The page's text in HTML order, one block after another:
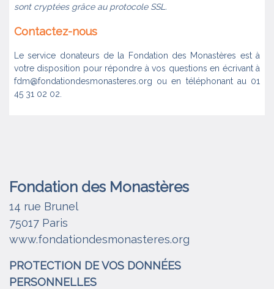
sont cryptées grâce au protocole SSL.
Contactez-nous
Le service donateurs de la Fondation des Monastères est à
votre disposition pour répondre à vos questions en écrivant à
fdm@fondationdesmonasteres.org ou en téléphonant au 01
45 31 02 02.
Fondation des Monastères
14 rue Brunel
75017 Paris
www.fondationdesmonasteres.org
PROTECTION DE VOS DONNÉES
PERSONNELLES